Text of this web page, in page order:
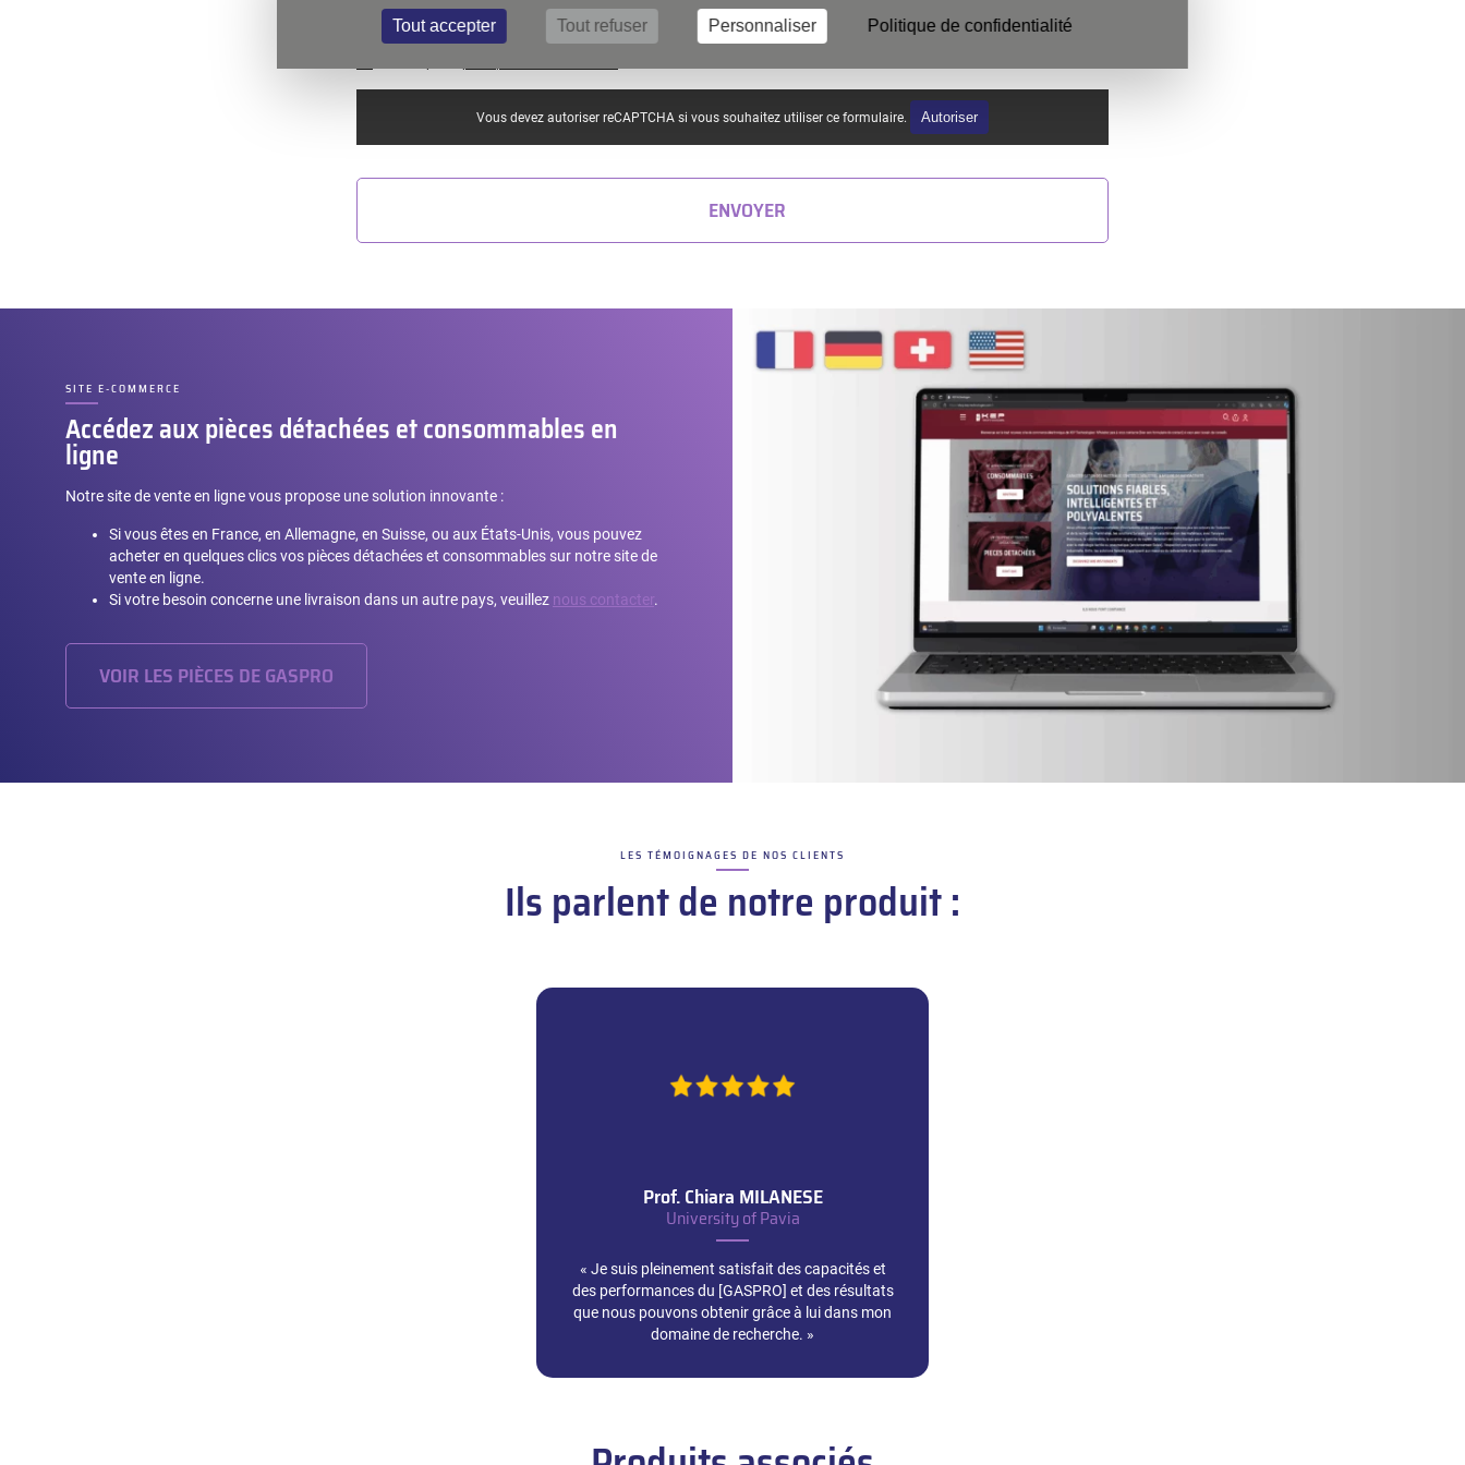
Province
Vous devez autoriser reCAPTCHA si vous souhaitez utiliser ce formulaire. Autoriser
ENVOYER
SITE E-COMMERCE
–
Accédez aux pièces détachées et consommables en
ligne
Notre site de vente en ligne vous propose une solution innovante :
Si vous êtes en France, en Allemagne, en Suisse, ou aux États-Unis, vous pouvez
acheter en quelques clics vos pièces détachées et consommables sur notre site de
vente en ligne.
Si votre besoin concerne une livraison dans un autre pays, veuillez nous contacter.
VOIR LES PIÈCES DE GASPRO
LES TÉMOIGNAGES DE NOS CLIENTS
–
Ils parlent de notre produit :
Prof. Chiara MILANESE
University of Pavia
« Je suis pleinement satisfait des capacités et
des performances du [GASPRO] et des résultats
que nous pouvons obtenir grâce à lui dans mon
domaine de recherche. »
Tout accepter Tout refuser Personnaliser Politique de confidentialité